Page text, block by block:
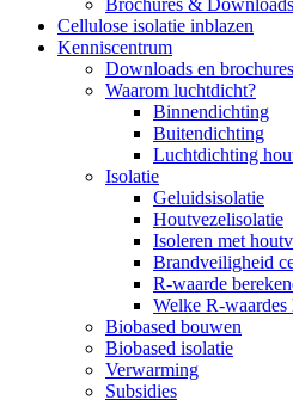
Brochures & Downloads
Cellulose isolatie inblazen
Kenniscentrum
Downloads en brochures
Waarom luchtdicht?
Binnendichting
Buitendichting
Luchtdichting
Isolatie
Geluidsisolatie
Houtvezelisolatie
Isoleren met
Brandveiligheid
R-waarde
Welke R-
Biobased bouwen
Biobased isolatie
Verwarming
Subsidies